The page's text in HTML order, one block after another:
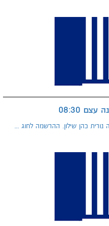
08:30
כהן שילון. ההרשמה לחוג ...